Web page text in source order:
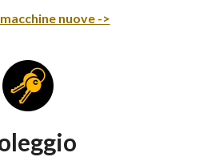
nuove ->